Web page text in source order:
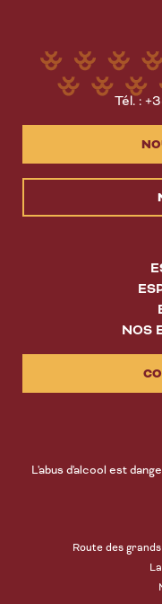
Tél. :
NOS
L'abus d'alcool est
Route des